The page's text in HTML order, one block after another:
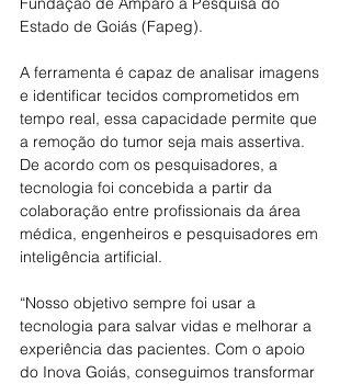
Estado de Goiás (Fapeg).
A ferramenta é capaz de analisar imagens
e identificar tecidos comprometidos em
tempo real, essa capacidade permite que
a remoção do tumor seja mais assertiva.
De acordo com os pesquisadores, a
tecnologia foi concebida a partir da
colaboração entre profissionais da área
médica, engenheiros e pesquisadores em
inteligência artificial.
“Nosso objetivo sempre foi usar a
tecnologia para salvar vidas e melhorar a
experiência das pacientes. Com o apoio
do Inova Goiás, conseguimos transformar